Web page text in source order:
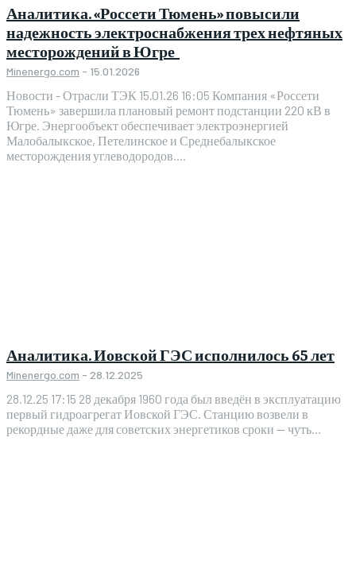
Аналитика. «Россети Тюмень» повысили
надежность электроснабжения трех нефтяных
месторождений в Югре
Minenergo.com - 15.01.2026
Новости - Отрасли ТЭК 15.01.26 16:05 Компания «Россети
Тюмень» завершила плановый ремонт подстанции 220 кВ в
Югре. Энергообъект обеспечивает электроэнергией
Малобалыкское, Петелинское и Среднебалыкское
месторождения углеводородов....
Аналитика. Иовской ГЭС исполнилось 65 лет
Minenergo.com - 28.12.2025
28.12.25 17:15 28 декабря 1960 года был введён в эксплуатацию
первый гидроагрегат Иовской ГЭС. Станцию возвели в
рекордные даже для советских энергетиков сроки — чуть...